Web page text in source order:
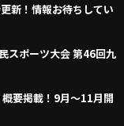
新！情報お待ちしてい
スポーツ大会 第46回九
要掲載！9月～11月開